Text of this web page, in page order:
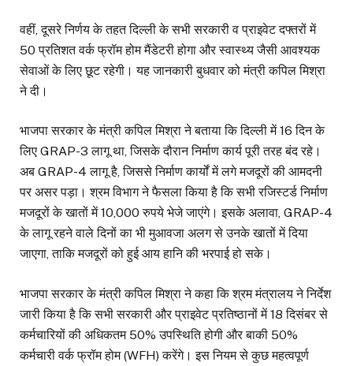
वहीं, दूसरे निर्णय के तहत दिल्ली के सभी सरकारी व प्राइवेट दफ्तरों में
50 प्रतिशत वर्क फ्रॉम होम मैंडेटरी होगा और स्वास्थ्य जैसी आवश्यक
सेवाओं के लिए छूट रहेगी। यह जानकारी बुधवार को मंत्री कपिल मिश्रा
ने दी।
भाजपा सरकार के मंत्री कपिल मिश्रा ने बताया कि दिल्ली में 16 दिन के
लिए GRAP-3 लागू था, जिसके दौरान निर्माण कार्य पूरी तरह बंद रहे।
अब GRAP-4 लागू है, जिससे निर्माण कार्यों में लगे मजदूरों की आमदनी
पर असर पड़ा। श्रम विभाग ने फैसला किया है कि सभी रजिस्टर्ड निर्माण
मजदूरों के खातों में 10,000 रुपये भेजे जाएंगे। इसके अलावा, GRAP-4
के लागू रहने वाले दिनों का भी मुआवजा अलग से उनके खातों में दिया
जाएगा, ताकि मजदूरों को हुई आय हानि की भरपाई हो सके।
भाजपा सरकार के मंत्री कपिल मिश्रा ने कहा कि श्रम मंत्रालय ने निर्देश
जारी किया है कि सभी सरकारी और प्राइवेट प्रतिष्ठानों में 18 दिसंबर से
कर्मचारियों की अधिकतम 50% उपस्थिति होगी और बाकी 50%
कर्मचारी वर्क फ्रॉम होम (WFH) करेंगे। इस नियम से कुछ महत्वपूर्ण